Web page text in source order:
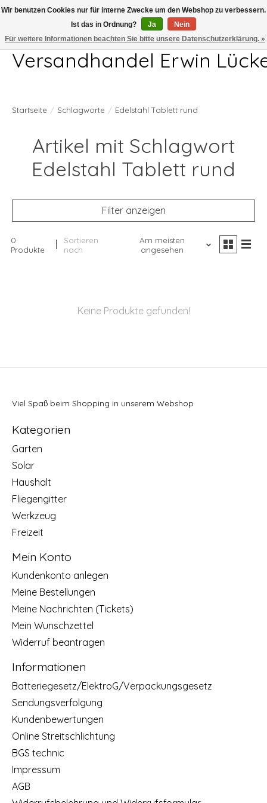
Telefon 04407 715872 MO-DO 7.00-17.00Uhr FR 7.00-13.00Uhr
Versandhandel Erwin
Startseite / Schlagworte / Edelstahl Tablett rund
Artikel mit Schlagwort
Edelstahl Tablett rund
Filter anzeigen
0
Produkte
Sortieren
nach
Am meisten
angesehen
Keine Produkte gefunden!
Viel Spaß beim Shopping in unserem Webshop
Kategorien
Garten
Solar
Haushalt
Fliegengitter
Werkzeug
Freizeit
Mein Konto
Kundenkonto anlegen
Meine Bestellungen
Meine Nachrichten (Tickets)
Mein Wunschzettel
Widerruf beantragen
Informationen
Batteriegesetz/ElektroG/Verpackungsgesetz
Sendungsverfolgung
Kundenbewertungen
Online Streitschlichtung
BGS technic
Impressum
AGB
Wir benutzen Cookies nur für interne Zwecke um den Webshop zu verbessern.
Ist das in Ordnung?
Ja
Nein
Für weitere Informationen beachten Sie bitte unsere Datenschutzerklärung. »